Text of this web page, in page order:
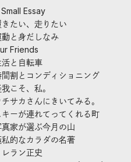
Essay
きたい、走りたい
動と身だしなみ
Friends
活と自転車
間割とコンディショニング
こそ、私。
チサカさんにきいてみる。
キーが連れてってくれる町
真家が選ぶ今月の山
私的なカラダの名著
レラン正史